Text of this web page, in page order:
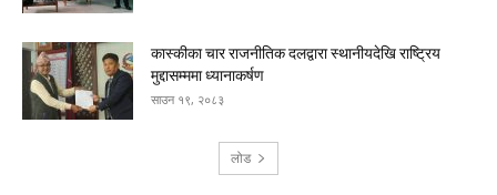
कास्कीका चार राजनीतिक दलद्वारा स्थानीयदेखि राष्ट्रिय
मुद्दासम्ममा ध्यानाकर्षण
साउन १९, २०८३
लोड